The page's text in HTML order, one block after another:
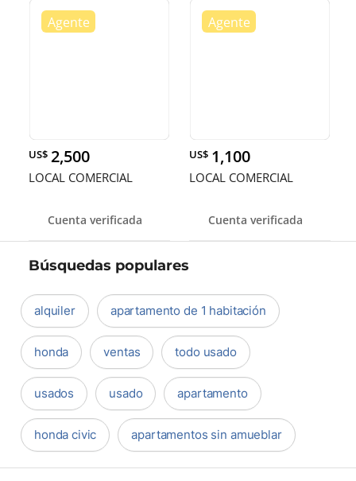
US$ 2,500
LOCAL COMERCIAL
Cuenta verificada
US$ 1,100
LOCAL COMERCIAL
Cuenta verificada
Búsquedas populares
alquiler apartamento de 1 habitación
honda ventas todo usado
usados usado apartamento
honda civic apartamentos sin amueblar